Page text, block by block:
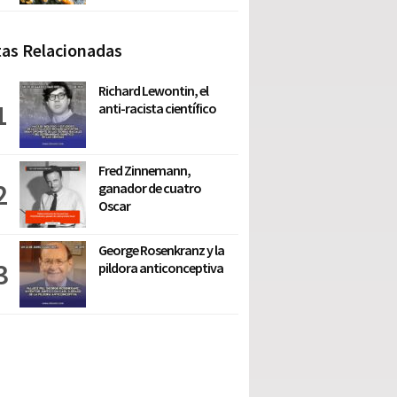
Relacionadas
Richard Lewontin, el
anti-racista científico
Fred Zinnemann,
ganador de cuatro
Oscar
George Rosenkranz y la
pildora anticonceptiva